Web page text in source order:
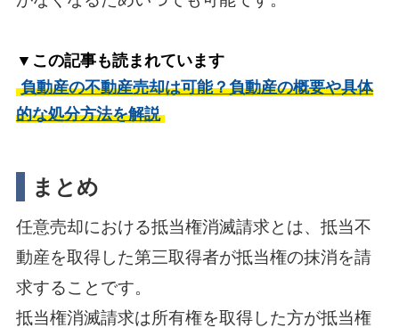
▼この記事も読まれています
負動産の不動産売却は可能？負動産の概要や具体
的な処分方法を解説
まとめ
任意売却における抵当権消滅請求とは、抵当不
動産を取得した第三取得者が抵当権の抹消を請
求することです。
抵当権消滅請求は所有権を取得した方が抵当権